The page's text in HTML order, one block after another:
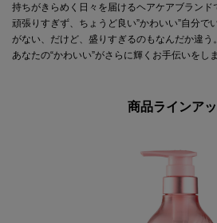
持ちがきらめく日々を届けるヘアケアブランド
頑張りすぎず、ちょうど良い”かわいい”自分で
がない、だけど、盛りすぎるのもなんだか違う
あなたの“かわいい”がさらに輝くお手伝いをしま
商品ラインア